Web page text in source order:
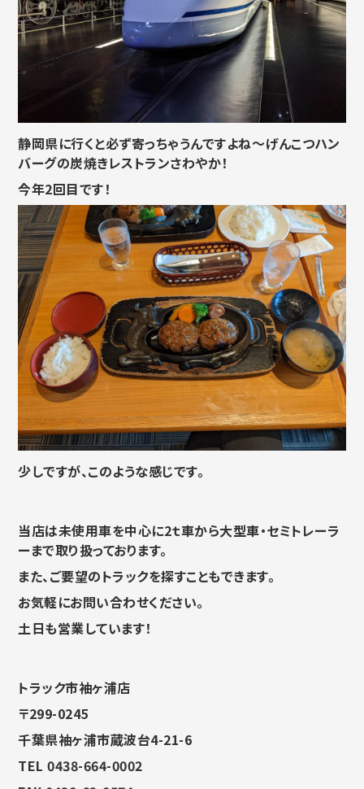
静岡県に行くと必ず寄っちゃうんですよね～げんこつハン
バーグの炭焼きレストランさわやか！
今年2回目です！
少しですが、このような感じです。
当店は未使用車を中心に2ｔ車から大型車・セミトレーラ
ーまで取り扱っております。
また、ご要望のトラックを探すこともできます。
お気軽にお問い合わせください。
土日も営業しています！
トラック市袖ヶ浦店
〒299-0245
千葉県袖ヶ浦市蔵波台4-21-6
TEL 0438-664-0002